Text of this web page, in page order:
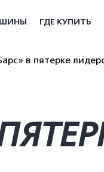
ГДЕ КУПИТЬ
в пятерке